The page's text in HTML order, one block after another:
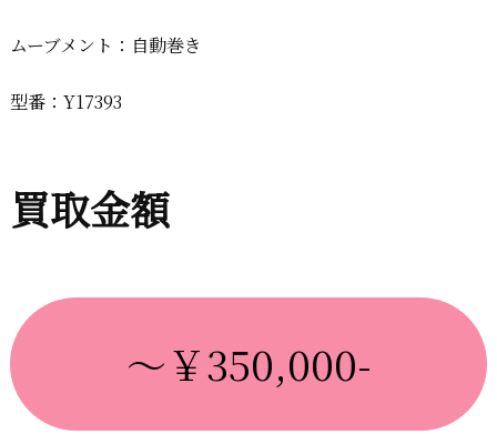
ムーブメント：自動巻き
型番：Y17393
買取金額
～￥350,000-